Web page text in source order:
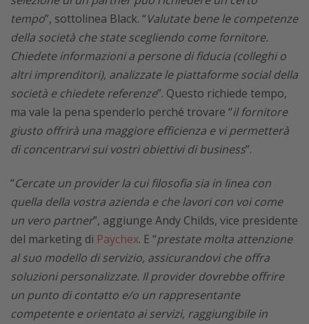
tempo”, sottolinea Black. “Valutate bene le competenze
della società che state scegliendo come fornitore.
Chiedete informazioni a persone di fiducia (colleghi o
altri imprenditori), analizzate le piattaforme social della
società e chiedete referenze”. Questo richiede tempo,
ma vale la pena spenderlo perché trovare “il fornitore
giusto offrirà una maggiore efficienza e vi permetterà
di concentrarvi sui vostri obiettivi di business”.
“Cercate un provider la cui filosofia sia in linea con
quella della vostra azienda e che lavori con voi come
un vero partner”, aggiunge Andy Childs, vice presidente
del marketing di Paychex. E “prestate molta attenzione
al suo modello di servizio, assicurandovi che offra
soluzioni personalizzate. Il provider dovrebbe offrire
un punto di contatto e/o un rappresentante
competente e orientato ai servizi, raggiungibile in